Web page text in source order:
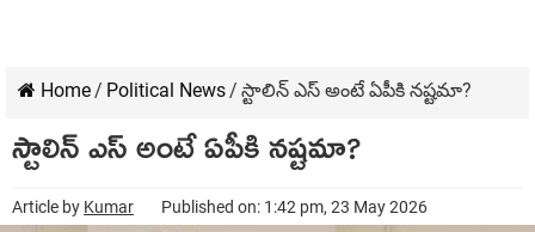
Home/ Political News/ స్టాలిన్ ఎస్ అంటే ఏపీకి నష్టమా?
స్టాలిన్ ఎస్ అంటే ఏపీకి నష్టమా?
Article by Kumar Published on: 1:42 pm, 23 May 2026